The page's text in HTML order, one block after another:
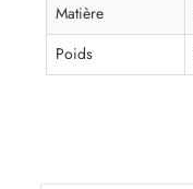
Matière
Poids